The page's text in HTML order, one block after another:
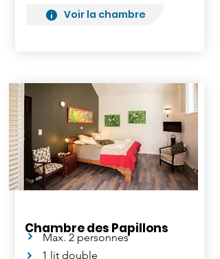
Voir la chambre
Chambre des Papillons
Max. 2 personnes
1 lit double